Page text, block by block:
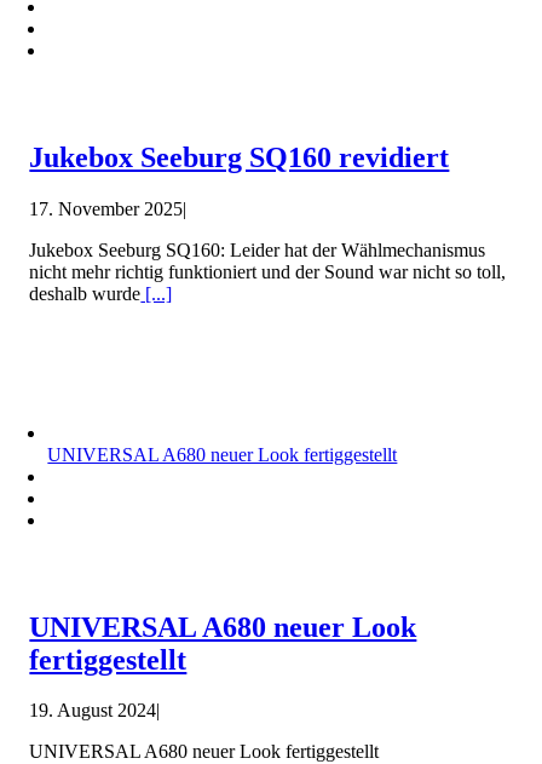
Jukebox Seeburg SQ160 revidiert
17. November 2025|
Jukebox Seeburg SQ160: Leider hat der Wählmechanismus
nicht mehr richtig funktioniert und der Sound war nicht so toll,
deshalb wurde [...]
UNIVERSAL A680 neuer Look fertiggestellt
UNIVERSAL A680 neuer Look
fertiggestellt
19. August 2024|
UNIVERSAL A680 neuer Look fertiggestellt